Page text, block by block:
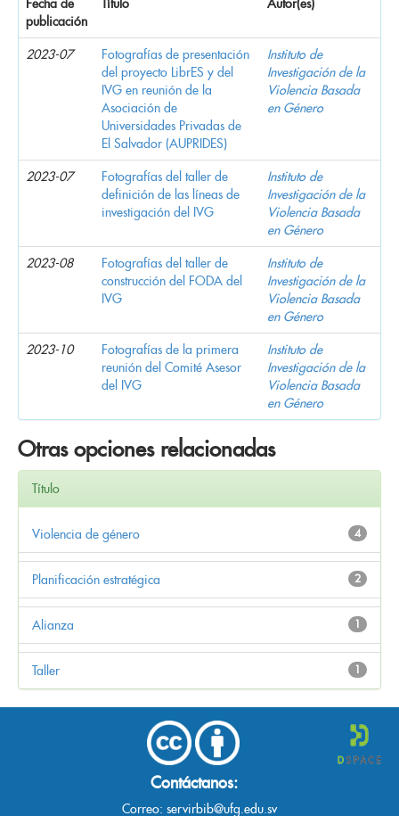
publicación
2023-07
Fotografías de presentación
del proyecto LibrES y del
IVG en reunión de la
Asociación de
Universidades Privadas de
El Salvador (AUPRIDES)
Instituto de
Investigación de la
Violencia Basada
en Género
2023-07
Fotografías del taller de
definición de las líneas de
investigación del IVG
Instituto de
Investigación de la
Violencia Basada
en Género
2023-08
Fotografías del taller de
construcción del FODA del
IVG
Instituto de
Investigación de la
Violencia Basada
en Género
2023-10
Fotografías de la primera
reunión del Comité Asesor
del IVG
Instituto de
Investigación de la
Violencia Basada
en Género
Otras opciones relacionadas
Título
4
Violencia de género
2
Planificación estratégica
1
Alianza
1
Taller
Contáctanos:
Correo: servirbib@ufg.edu.sv